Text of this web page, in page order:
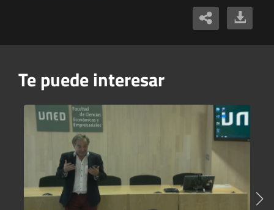
Te puede interesar